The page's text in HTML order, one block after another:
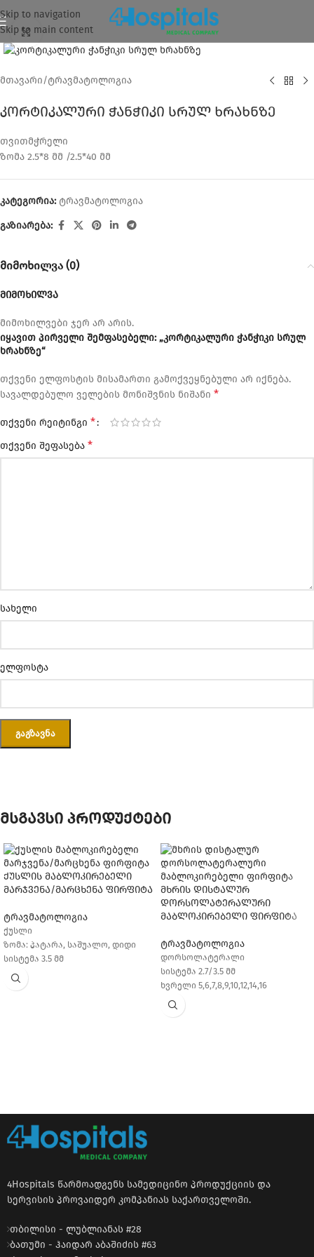
Skip to navigation
Skip to main content
დააკლიკეთ გასაზრდელად
მთავარი/ტრავმატოლოგია
კორტიკალური ჭანჭიკი სრულ ხრახნზე
თვითმჭრელი
ზომა 2.5*8 მმ /2.5*40 მმ
კატეგორია: ტრავმატოლოგია
გაზიარება:
მიმოხილვა (0)
მიმოხილვა
მიმოხილვები ჯერ არ არის.
იყავით პირველი შემფასებელი: „კორტიკალური ჭანჭიკი სრულ
ხრახნზე“
თქვენი ელფოსტის მისამართი გამოქვეყნებული არ იქნება.
სავალდებულო ველების მონიშვნის ნიშანი *
თქვენი რეიტინგი *
თქვენი შეფასება *
სახელი
ელფოსტა
მსგავსი პროდუქტები
ქუსლის მაბლოკირებელი
მარჯვენა/მარცხენა ფირფიტა
ტრავმატოლოგია
ქუსლი
ზომა: პატარა, საშუალო, დიდი
სისტემა 3.5 მმ
მხრის დისტალურ
დორსოლატერალური
მაბლოკირებელი ფირფიტა
ტრავმატოლოგია
დორსოლატერალი
სისტემა 2.7/3.5 მმ
ხვრელი 5,6,7,8,9,10,12,14,16
4Hospitals წარმოადგენს სამედიცინო პროდუქციის და
სერვისის პროვაიდერ კომპანიას საქართველოში.
თბილისი - ლუბლიანას #28
ბათუმი - ჰაიდარ აბაშიძის #63